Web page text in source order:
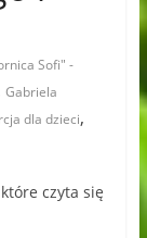
Sofi" -
Gabriela
dla dzieci,
czyta się